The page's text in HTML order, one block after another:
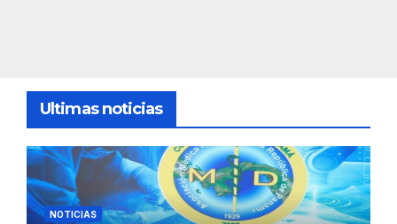
Ultimas noticias
NOTICIAS